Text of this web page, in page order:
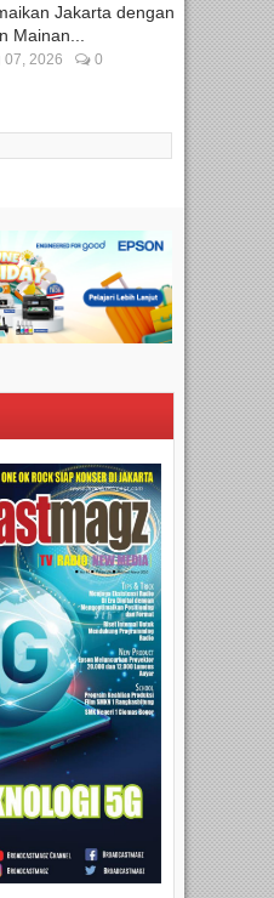
Jakarta dengan
Mainan...
07, 2026 0